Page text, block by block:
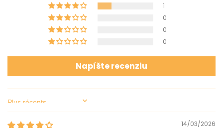
1
0
0
0
Napíšte recenziu
Sort by
14/03/2026